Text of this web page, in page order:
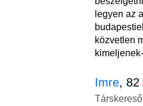
legyen az
közvetlen
kimeljenek-
Imre, 82